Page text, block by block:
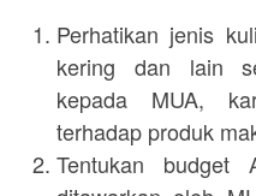
Perhatikan jenis
kering dan lain
kepada MUA,
terhadap produk
Tentukan budget